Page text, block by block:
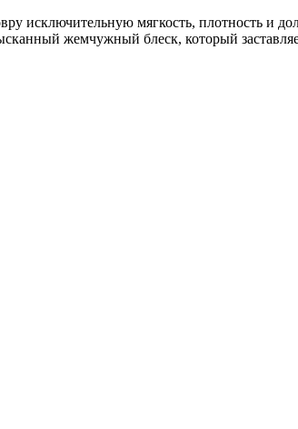
исключительную мягкость, плотность и
жемчужный блеск, который